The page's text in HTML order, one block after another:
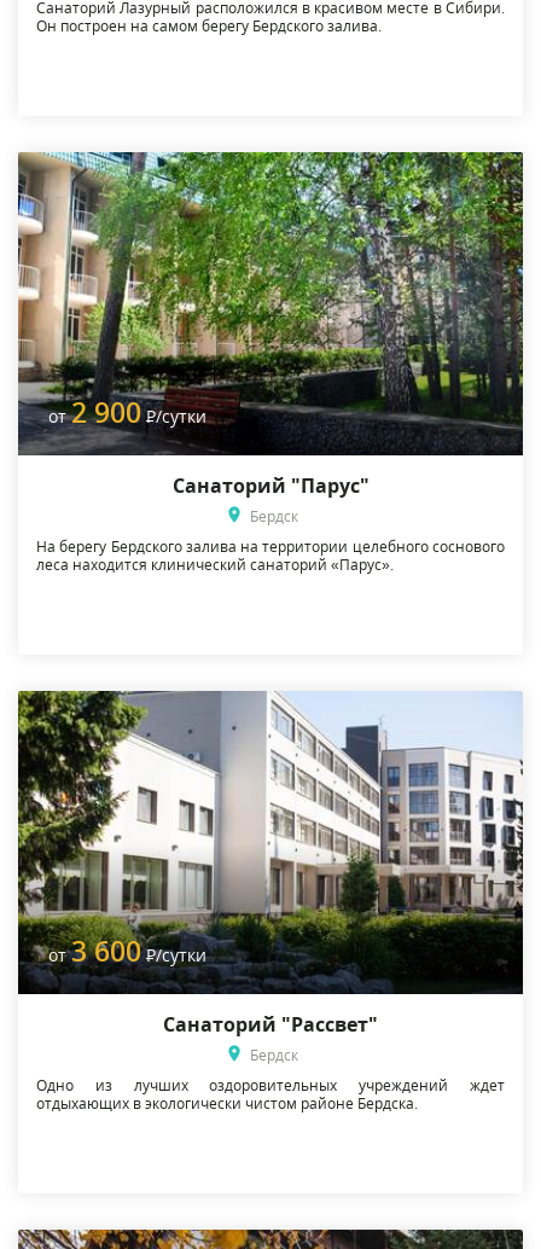
Санаторий Лазурный расположился в красивом месте в Сибири.
Он построен на самом берегу Бердского залива.
от2 900 Р/сутки
Санаторий "Парус"
Бердск
На берегу Бердского залива на территории целебного соснового
леса находится клинический санаторий «Парус».
от3 600 Р/сутки
Санаторий "Рассвет"
Бердск
Одно из лучших оздоровительных учреждений ждет
отдыхающих в экологически чистом районе Бердска.